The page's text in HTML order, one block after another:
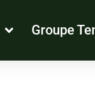
Groupe